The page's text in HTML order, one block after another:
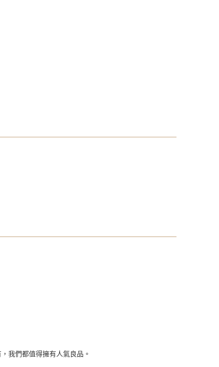
我們都值得擁有人氣良品。